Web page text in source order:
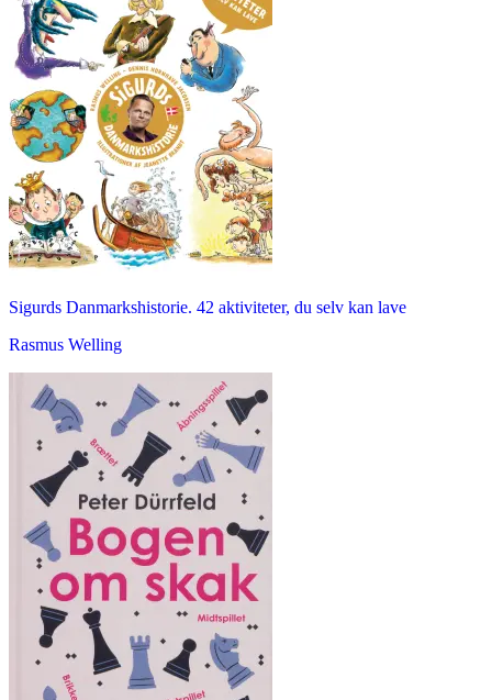
Sigurds Danmarkshistorie. 42 aktiviteter, du selv kan lave
Rasmus Welling